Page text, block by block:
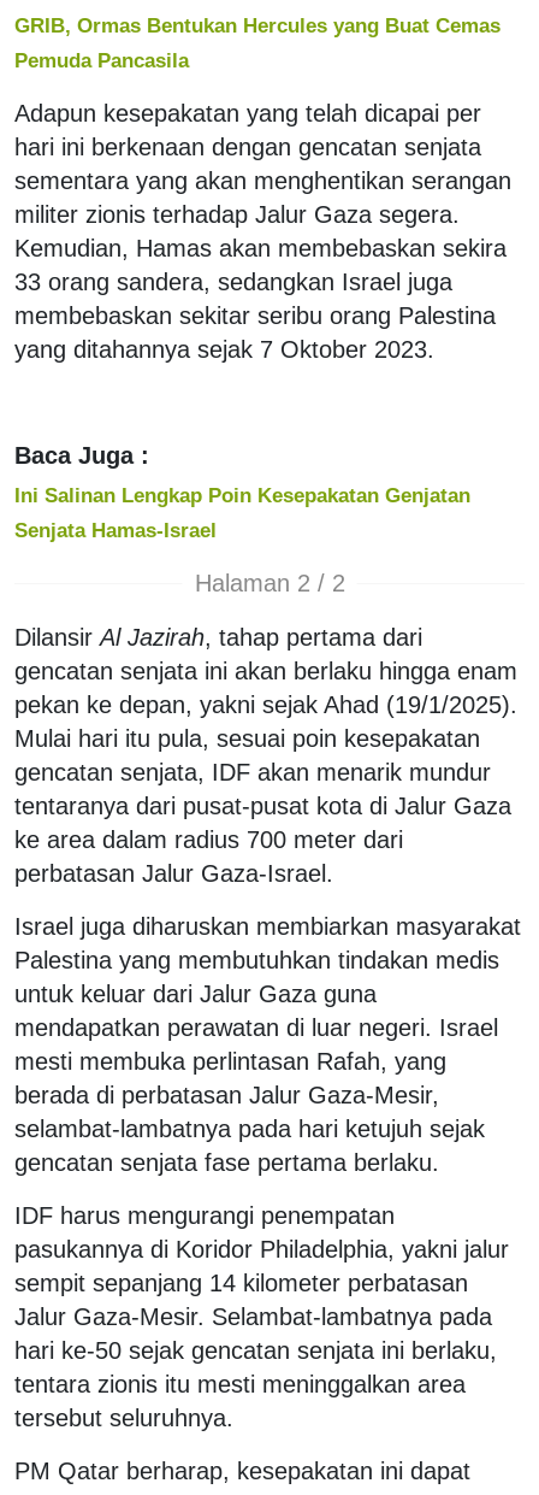
GRIB, Ormas Bentukan Hercules yang Buat Cemas
Pemuda Pancasila
Adapun kesepakatan yang telah dicapai per
hari ini berkenaan dengan gencatan senjata
sementara yang akan menghentikan serangan
militer zionis terhadap Jalur Gaza segera.
Kemudian, Hamas akan membebaskan sekira
33 orang sandera, sedangkan Israel juga
membebaskan sekitar seribu orang Palestina
yang ditahannya sejak 7 Oktober 2023.
Baca Juga :
Ini Salinan Lengkap Poin Kesepakatan Genjatan
Senjata Hamas-Israel
Halaman 2 / 2
DilansirAl Jazirah, tahap pertama dari
gencatan senjata ini akan berlaku hingga enam
pekan ke depan, yakni sejak Ahad (19/1/2025).
Mulai hari itu pula, sesuai poin kesepakatan
gencatan senjata, IDF akan menarik mundur
tentaranya dari pusat-pusat kota di Jalur Gaza
ke area dalam radius 700 meter dari
perbatasan Jalur Gaza-Israel.
Israel juga diharuskan membiarkan masyarakat
Palestina yang membutuhkan tindakan medis
untuk keluar dari Jalur Gaza guna
mendapatkan perawatan di luar negeri. Israel
mesti membuka perlintasan Rafah, yang
berada di perbatasan Jalur Gaza-Mesir,
selambat-lambatnya pada hari ketujuh sejak
gencatan senjata fase pertama berlaku.
IDF harus mengurangi penempatan
pasukannya di Koridor Philadelphia, yakni jalur
sempit sepanjang 14 kilometer perbatasan
Jalur Gaza-Mesir. Selambat-lambatnya pada
hari ke-50 sejak gencatan senjata ini berlaku,
tentara zionis itu mesti meninggalkan area
tersebut seluruhnya.
PM Qatar berharap, kesepakatan ini dapat